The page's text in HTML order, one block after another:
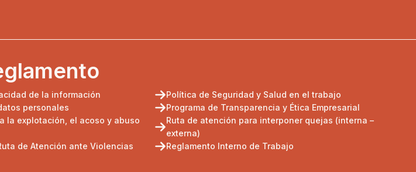
de la información
personales
la explotación, el acoso y abuso
de Atención ante Violencias
Política de Seguridad y Salud en el trabajo
Programa de Transparencia y Ética Empresarial
Ruta de atención para interponer quejas (interna –
externa)
Reglamento Interno de Trabajo